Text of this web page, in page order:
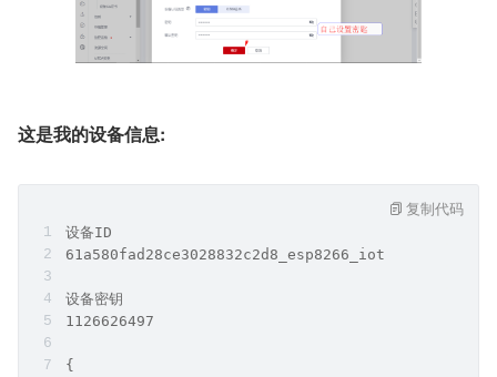
这是我的设备信息:
设备ID
61a580fad28ce3028832c2d8_esp8266_iot
设备密钥
1126626497
{
复制代码